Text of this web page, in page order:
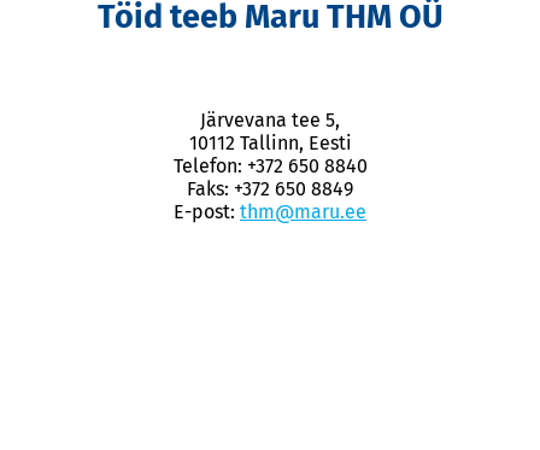
Töid teeb Maru THM OÜ
Järvevana tee 5,
10112 Tallinn, Eesti
Telefon: +372 650 8840
Faks: +372 650 8849
E-post: thm@maru.ee